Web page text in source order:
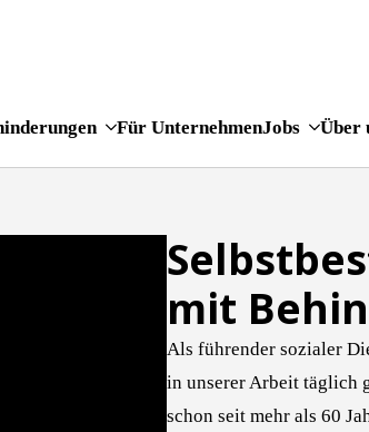
Für UnternehmenJobs Über
mit
Als führender sozialer
in unserer Arbeit täglich
schon seit mehr als 60